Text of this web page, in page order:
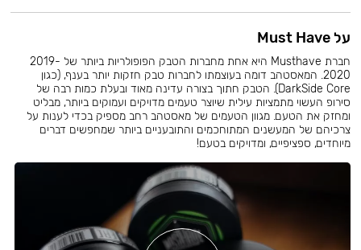
על Must Have
חברת Musthave היא אחת מחברות הטבק הפופולריות ביותר של 2019-
2020. המאסטהב דומה בעוצמתו לחברות טבק חזקות יותר בענף, (כגון
DarkSide Core). הטבק חתוך בצורה עדינה מאוד ובעלת כמות רבה של
סירופ העשוי מתמציות עילית שיוצר טעמים מדויקים ועמוקים ביותר, מבליט
ומחזק את הטעם. מגוון הטעמים של מאסטהב רחב מספיק בכדי לענות על
צרכיהם של המעשנים המתוחכמים והתובעניים ביותר שמחפשים דברים
מיוחדים, ספציפיים, ומדויקים בטעם!